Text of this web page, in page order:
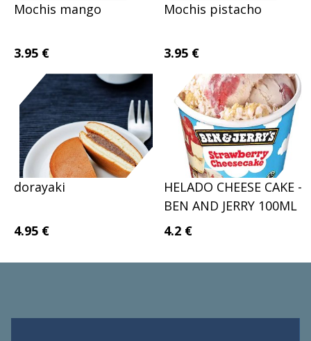
Mochis mango
3.95 €
Mochis pistacho
3.95 €
dorayaki
4.95 €
HELADO CHEESE CAKE -
BEN AND JERRY 100ML
4.2 €